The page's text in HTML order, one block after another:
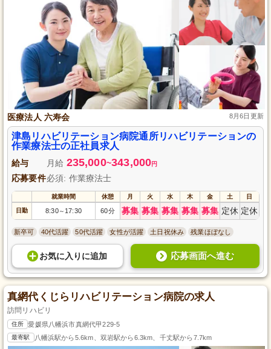
医療法人 六寿会 8月6日更新
津島リハビリテーション病院通所リハビリテーションの
作業療法士の正社員求人
給与 月給 235,000~343,000円
応募要件必須: 作業療法士
就業時間 休憩 月 火 水 木 金 土 日
日勤 8:30～ 17:30 60分 募集 募集 募集 募集 募集 定休 定休
新卒可 40代活躍 50代活躍 女性が活躍 土日祝休み 残業ほぼなし
お気に入り に追加 応募画面へ進む
真網代くじらリハビリテーション病院の求人
訪問リハビリ
住所 愛媛県八幡浜市真網代甲229-5
最寄駅 八幡浜駅から5.6km、双岩駅から6.3km、千丈駅から7.7km